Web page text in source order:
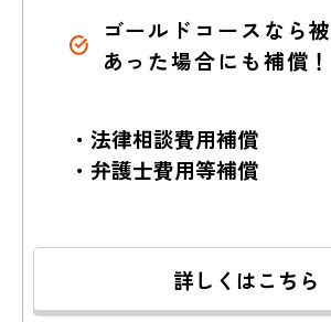
は補償対象外となります。
示談代行サービ
（賠償事故解決特
賠償事故を起こし加害者と
バイクでスリッ
プ、
駅
ゴールドコースなら
あった場合にも補償！
・法律相談費用補償
・弁護士費用等補償
詳しくはこちら